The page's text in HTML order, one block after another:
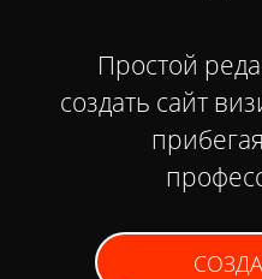
Простой
создать сайт